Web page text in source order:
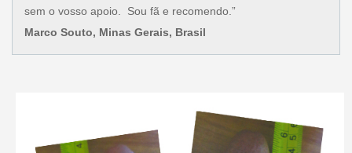
sem o vosso apoio. Sou fã e recomendo.”
Marco Souto, Minas Gerais, Brasil